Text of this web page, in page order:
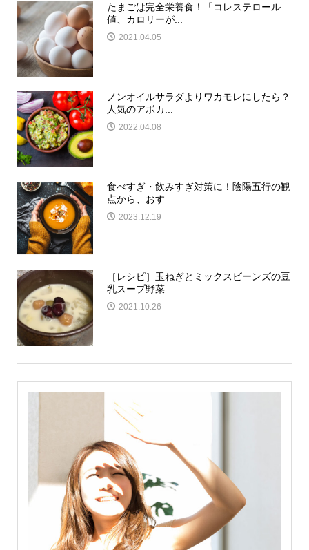
たまごは完全栄養食！「コレステロール
値、カロリーが...
2021.04.05
ノンオイルサラダよりワカモレにしたら？
人気のアボカ...
2022.04.08
食べすぎ・飲みすぎ対策に！陰陽五行の観
点から、おす...
2023.12.19
［レシピ］玉ねぎとミックスビーンズの豆
乳スープ野菜...
2021.10.26